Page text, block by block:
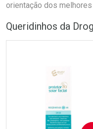
orientação dos
Queridinhos da